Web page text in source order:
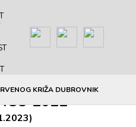
KRIŽA DUBROVNIK
darivanja krvi
2022